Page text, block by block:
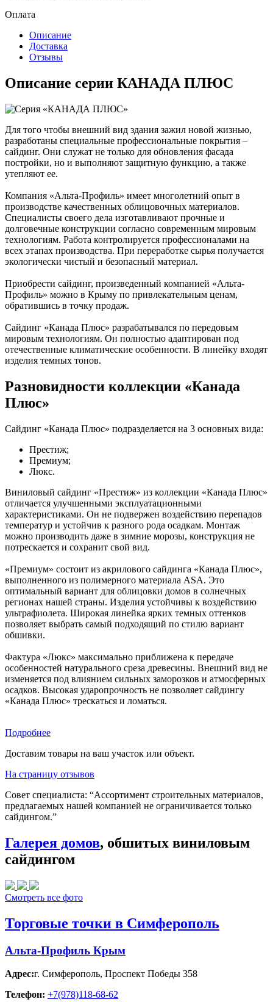
Оплата
Описание
Доставка
Отзывы
Описание серии КАНАДА ПЛЮС
Для того чтобы внешний вид здания зажил новой жизнью,
разработаны специальные профессиональные покрытия –
сайдинг. Они служат не только для обновления фасада
постройки, но и выполняют защитную функцию, а также
утепляют ее.
Компания «Альта-Профиль» имеет многолетний опыт в
производстве качественных облицовочных материалов.
Специалисты своего дела изготавливают прочные и
долговечные конструкции согласно современным мировым
технологиям. Работа контролируется профессионалами на
всех этапах производства. При переработке сырья получается
экологически чистый и безопасный материал.
Приобрести сайдинг, произведенный компанией «Альта-
Профиль» можно в Крыму по привлекательным ценам,
обратившись в точку продаж.
Сайдинг «Канада Плюс» разрабатывался по передовым
мировым технологиям. Он полностью адаптирован под
отечественные климатические особенности. В линейку входят
изделия темных тонов.
Разновидности коллекции «Канада
Плюс»
Сайдинг «Канада Плюс» подразделяется на 3 основных вида:
Престиж;
Премиум;
Люкс.
Виниловый сайдинг «Престиж» из коллекции «Канада Плюс»
отличается улучшенными эксплуатационными
характеристиками. Он не подвержен воздействию перепадов
температур и устойчив к разного рода осадкам. Монтаж
можно производить даже в зимние морозы, конструкция не
потрескается и сохранит свой вид.
«Премиум» состоит из акрилового сайдинга «Канада Плюс»,
выполненного из полимерного материала ASA. Это
оптимальный вариант для облицовки домов в солнечных
регионах нашей страны. Изделия устойчивы к воздействию
ультрафиолета. Широкая линейка ярких темных оттенков
позволяет выбрать самый подходящий по стилю вариант
обшивки.
Фактура «Люкс» максимально приближена к передаче
особенностей натурального среза древесины. Внешний вид не
изменяется под влиянием сильных заморозков и атмосферных
осадков. Высокая ударопрочность не позволяет сайдингу
«Канада Плюс» трескаться и ломаться.
Подробнее
Доставим товары на ваш участок или объект.
На страницу отзывов
Совет специалиста: “Ассортимент строительных материалов,
предлагаемых нашей компанией не ограничивается только
сайдингом.”
Галерея домов, обшитых виниловым
сайдингом
Смотреть все фото
Торговые точки в Симферополь
Альта-Профиль Крым
Адрес:г. Симферополь, Проспект Победы 358
Телефон: +7(978)118-68-62